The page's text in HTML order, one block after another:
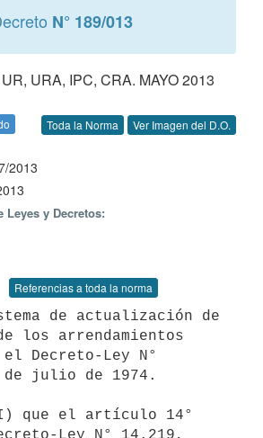
N° 189/013
URA, IPC, CRA. MAYO 2013
Toda la Norma Ver Imagen del D.O.
2013
Leyes y Decretos:
Referencias a toda la norma
de actualización de
los arrendamientos
Decreto-Ley N°
de julio de 1974.
I) que el artículo 14°